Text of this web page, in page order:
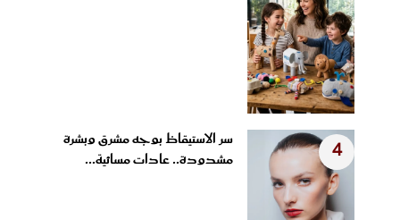
4
سر الاستيقاظ بوجه مشرق وبشرة
مشدودة.. عادات مسائية...